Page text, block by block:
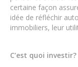
certaine façon
idée de réfléchir
immobiliers, leur
C’est quoi investir?